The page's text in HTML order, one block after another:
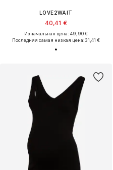
LOVE2WAIT
40,41 €
Изначальная цена: 49,90 €
Последняя самая низкая цена:31,41 €